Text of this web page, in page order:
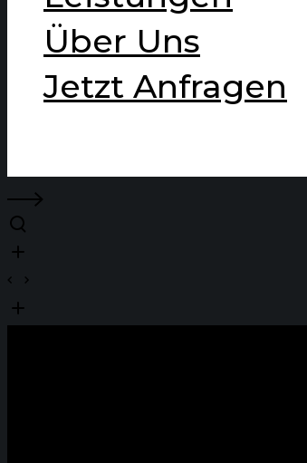
Über Uns
Jetzt Anfragen